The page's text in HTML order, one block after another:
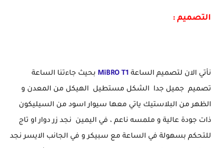
التصميم :
نأتي الان لتصميم الساعة MiBRO T1 بحيث جاءتنا الساعة
تصميم جميل جدا الشكل مستطيل الهيكل من المعدن و
الظهر من البلاستيك ياتي معها سيوار اسود من السيليكون
ذات جودة عالية و ملمسه ناعم ، في اليمين نجد زر دوار او تاج
للتحكم بسهولة في الساعة مع سبيكر و في الجانب الايسر نجد